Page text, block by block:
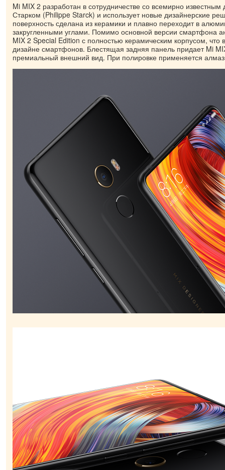
Mi MIX 2 разработан в сотрудничестве со всемирно
Старком (Philippe Starck) и использует новые дизайнерские
поверхность сделана из керамики и плавно переходит в
закругленными углами. Помимо основной версии смартфона
MIX 2 Special Edition с полностью керамическим корпусом, что
дизайне смартфонов. Блестящая задняя панель придает Mi
премиальный внешний вид. При полировке применяется